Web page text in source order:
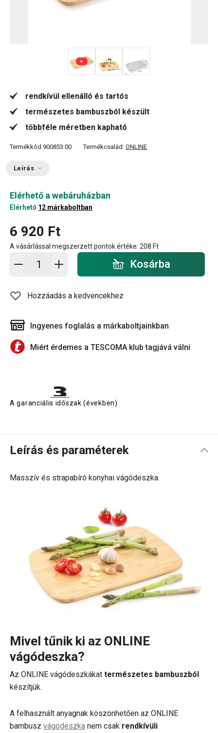
rendkívül ellenálló és tartós
természetes bambuszból készült
többféle méretben kapható
Termékkód 900853.00 Termékcsalád: ONLINE
Leírás
Elérhető a webáruházban
Elérhető 12 márkaboltban
6 920 Ft
A vásárlással megszerzett pontok értéke: 208 Ft
Kosárba - mennyiség Kosárba
Hozzáadás a kedvencekhez
Ingyenes foglalás a márkaboltjainkban
Miért érdemes a TESCOMA klub tagjává válni
A garanciális időszak (években)
Leírás és paraméterek
Masszív és strapabíró konyhai vágódeszka.
Mivel tűnik ki az ONLINE
vágódeszka?
Az ONLINE vágódeszkákat természetes bambuszból
készítjük.
A felhasznált anyagnak köszönhetően az ONLINE
bambusz vágódeszka nem csak rendkívüli